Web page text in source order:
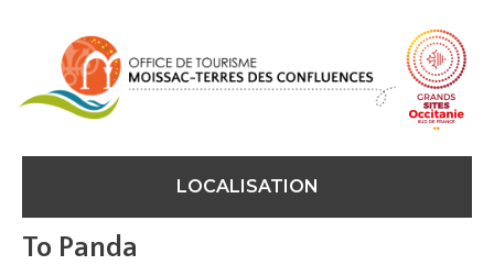
LOCALISATION
To Panda